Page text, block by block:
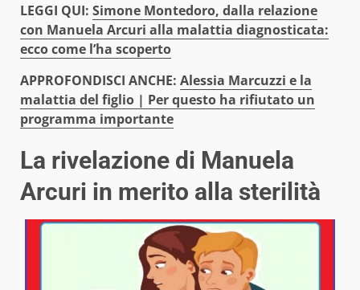
LEGGI QUI: Simone Montedoro, dalla relazione
con Manuela Arcuri alla malattia diagnosticata:
ecco come l’ha scoperto
APPROFONDISCI ANCHE: Alessia Marcuzzi e la
malattia del figlio | Per questo ha rifiutato un
programma importante
La rivelazione di Manuela
Arcuri in merito alla sterilità